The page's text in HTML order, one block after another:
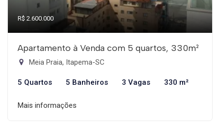
R$ 2.600.000
Apartamento à Venda com 5 quartos, 330m²
Meia Praia, Itapema-SC
5 Quartos 5 Banheiros 3 Vagas 330 m²
Mais informações